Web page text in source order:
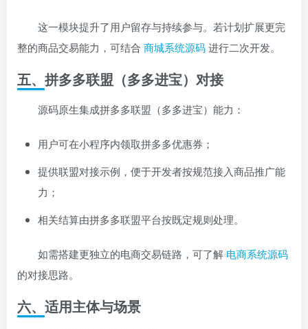
这一模块提升了用户留存与持续参与。若计划扩展更完
整的商品交易能力，可结合 商城系统源码进行二次开发。
五、拼多多联盟（多多进宝）对接
源码原生集成拼多多联盟（多多进宝）能力：
用户可在小程序内领取拼多多优惠券；
提供联盟对接示例，便于开发者按规范接入商品推广能
力；
相关结算由拼多多联盟平台按既定规则处理。
如需搭建更独立的电商交易链路，可了解 电商系统源码
的对接思路。
六、适用主体与场景